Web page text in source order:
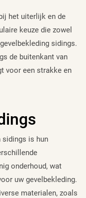
het uiterlijk en de
keuze die zowel
sidings.
de buitenkant van
voor een strakke en
sidings is hun
onderhoud, wat
uw gevelbekleding.
materialen, zoals